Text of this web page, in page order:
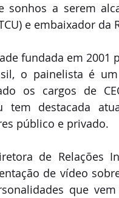
sonhos a serem
e embaixador da
fundada em
o painelista é
os cargos de
tem destacada
público e privado.
de Relações
de vídeo
que